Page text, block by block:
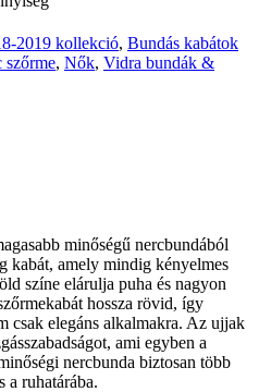
2019 kollekció, Bundás kabátok
szőrme, Nők, Vidra bundák &
minőségű nercbundából
kabát, amely mindig kényelmes
színe elárulja puha és nagyon
hossza rövid, így
csak elegáns alkalmakra. Az ujjak
ami egyben a
nercbunda biztosan több
a ruhatárába.